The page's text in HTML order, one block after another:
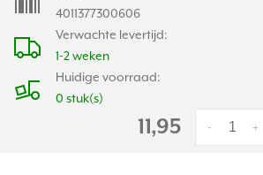
Verwachte levertijd:
1-2 weken
Huidige voorraad:
0 stuk(s)
4011377300606
11,95 +
-